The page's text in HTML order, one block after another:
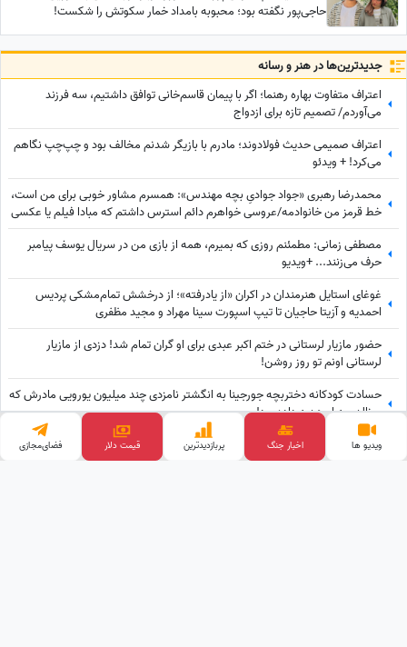
حاجی‌پور نگفته بود؛ محبوبه بامداد خمار سکوتش را شکست!
جدید‌ترین‌ها در هنر و رسانه
اعتراف متفاوت بهاره رهنما؛ اگر با پیمان قاسم‌خانی توافق داشتیم، سه فرزند
می‌آوردم/ تصمیم تازه برای ازدواج
اعتراف صمیمی حدیث فولادوند؛ مادرم با بازیگر شدنم مخالف بود و چپ‌چپ نگاهم
می‌کرد! + ویدئو
محمدرضا رهبری «جواد جوادیِ بچه مهندس»: همسرم مشاور خوبی برای من است،
خط قرمز من خانوادمه/عروسی خواهرم دائم استرس داشتم که مبادا فیلم یا عکسی
از من گرفته شود و بعدا برای من دردسر ایجاد کند!
مصطفی زمانی: مطمئنم روزی که بمیرم، همه از بازی من در سریال یوسف پیامبر
حرف می‌زنند... +ویدیو
غوغای استایل هنرمندان در اکران «از یادرفته»؛ از درخشش تمام‌مشکی پردیس
احمدیه و آزیتا حاجیان تا تیپ اسپورت سینا مهراد و مجید مظفری
حضور مازیار لرستانی در ختم اکبر عبدی برای او گران تمام شد! دزدی از مازیار
لرستانی اونم تو روز روشن!
حسادت کودکانه دختربچه جورجینا به انگشتر نامزدی چند میلیون یورویی مادرش که
رونالدو به او هدیه داده بود!
«روایتی از فاطمه شکری که اشک همه را درآورد؛ برنده بلیت لاتاری قدیم که همه
برده‌اش را خرج دیگران کرد، اکنون بی‌مهری می‌بیند!»
ویدیو ها اخبار جنگ پربازدید‌ترین قیمت طلا فضای‌مجازی